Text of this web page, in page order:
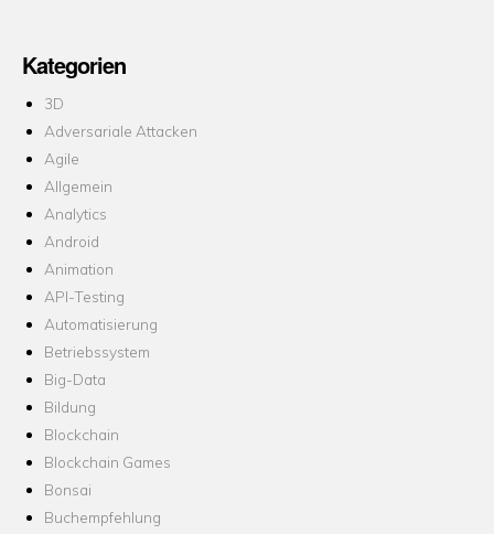
Kategorien
3D
Adversariale Attacken
Agile
Allgemein
Analytics
Android
Animation
API-Testing
Automatisierung
Betriebssystem
Big-Data
Bildung
Blockchain
Blockchain Games
Bonsai
Buchempfehlung